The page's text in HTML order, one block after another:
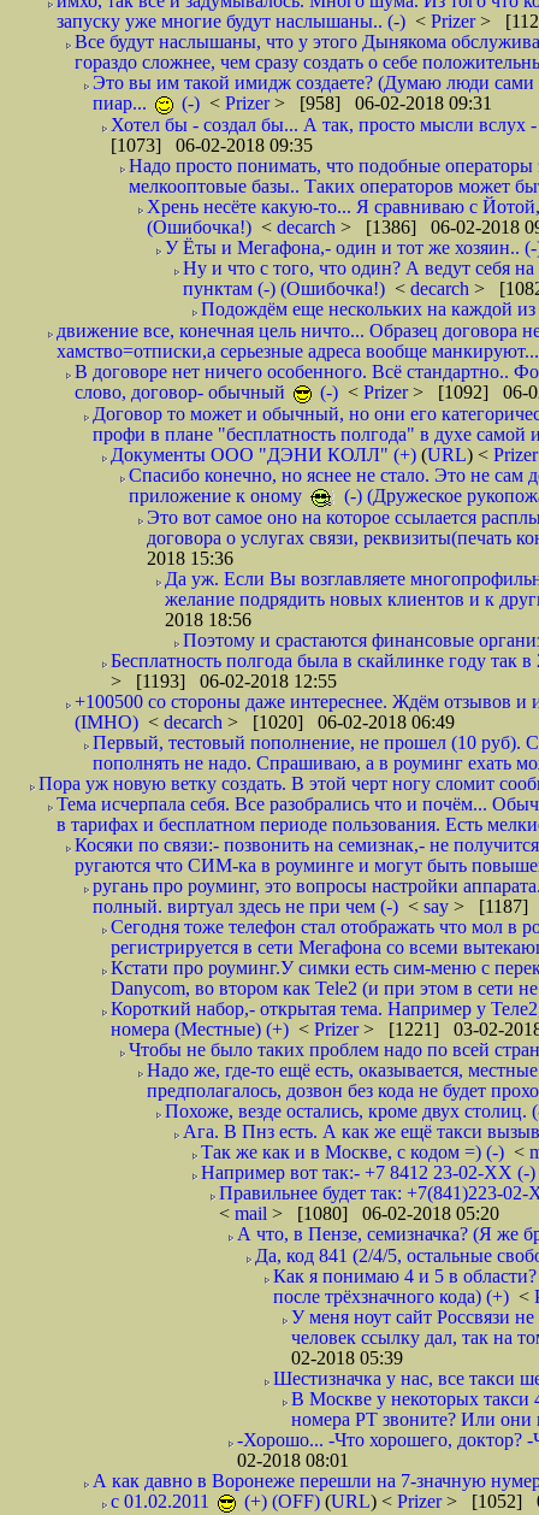
запуску уже многие будут наслышаны.. (-) < Prizer>
Все будут наслышаны, что у этого Дынякома
гораздо сложнее, чем сразу создать о себе
Это вы им такой имидж создаете? (Думаю люди сами
пиар...
(-) < Prizer> [958] 06-02-2018 09:31
Хотел бы - создал бы... А так, просто мысли вслух
[1073] 06-02-2018 09:35
Надо просто понимать, что подобные
мелкооптовые базы.. Таких операторов может
Хрень несёте какую-то... Я сравниваю с
(Ошибочка!) < decarch > [1386] 06-02-2018
У Ёты и Мегафона,- один и тот же хозяин..
Ну и что с того, что один? А ведут себя
пунктам (-) (Ошибочка!) < decarch >
Подождём еще нескольких на каждой из
движение все, конечная цель ничто... Образец договора
хамство=отписки,а серьезные адреса вообще
В договоре нет ничего особенного. Всё стандартно..
слово, договор- обычный
(-) < Prizer> [1092] 06-
Договор то может и обычный, но они его
профи в плане "бесплатность полгода" в духе
Документы ООО "ДЭНИ КОЛЛ" (+) (URL) <
Спасибо конечно, но яснее не стало. Это не сам
приложение к оному
(-) (Дружеское
Это вот самое оно на которое ссылается
договора о услугах связи, реквизиты(печать
2018 15:36
Да уж. Если Вы возглавляете
желание подрядить новых клиентов и к
2018 18:56
Поэтому и срастаются финансовые
Бесплатность полгода была в скайлинке году
> [1193] 06-02-2018 12:55
+100500 со стороны даже интереснее. Ждём отзывов и
(IMHO) < decarch > [1020] 06-02-2018 06:49
Первый, тестовый пополнение, не прошел (10 руб).
пополнять не надо. Спрашиваю, а в роуминг ехать
Пора уж новую ветку создать. В этой черт ногу сломит
Тема исчерпала себя. Все разобрались что и почём...
в тарифах и бесплатном периоде пользования. Есть
Косяки по связи:- позвонить на семизнак,- не
ругаются что СИМ-ка в роуминге и могут быть
ругань про роуминг, это вопросы настройки
полный. виртуал здесь не при чем (-) < say > [1187]
Сегодня тоже телефон стал отображать что мол в
регистрируется в сети Мегафона со всеми
Кстати про роуминг.У симки есть сим-меню с
Danycom, во втором как Tele2 (и при этом в сети
Короткий набор,- открытая тема. Например у
номера (Местные) (+) < Prizer> [1221] 03-02-
Чтобы не было таких проблем надо по всей
Надо же, где-то ещё есть, оказывается,
предполагалось, дозвон без кода не будет
Похоже, везде остались, кроме двух
Ага. В Пнз есть. А как же ещё такси
Так же как и в Москве, с кодом =) (-) <
Например вот так:- +7 8412 23-02-ХХ (-
Правильнее будет так: +7(841)223-
< mail > [1080] 06-02-2018 05:20
А что, в Пензе, семизначка? (Я же
Да, код 841 (2/4/5, остальные
Как я понимаю 4 и 5 в
после трёхзначного кода) (+) <
У меня ноут сайт Россвязи
человек ссылку дал, так на
02-2018 05:39
Шестизначка у нас, все такси
В Москве у некоторых такси
номера РТ звоните? Или они
-Хорошо... -Что хорошего, доктор?
02-2018 08:01
А как давно в Воронеже перешли на 7-значную
с 01.02.2011
(+) (OFF) (URL) < Prizer> [1052]